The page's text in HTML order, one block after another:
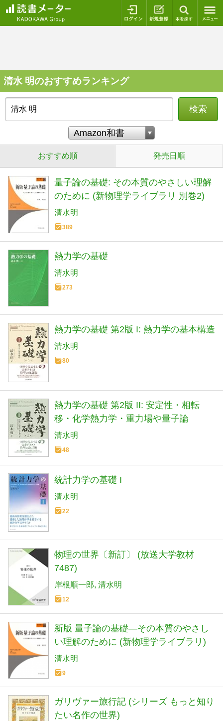
ログイン 新規登録
清水 明のおすすめランキング
検索
おすすめ順 発売日順
量子論の基礎: その本質のやさしい理解
のために (新物理学ライブラリ 別巻2)
清水明
389
熱力学の基礎
清水明
273
熱力学の基礎 第2版 I: 熱力学の基本構造
清水明
80
熱力学の基礎 第2版 II: 安定性・相転
移・化学熱力学・重力場や量子論
清水明
48
統計力学の基礎 I
清水明
22
物理の世界〔新訂〕 (放送大学教材
7487)
岸根順一郎 清水明
12
新版 量子論の基礎―その本質のやさし
い理解のために (新物理学ライブラリ)
清水明
9
ガリヴァー旅行記 (シリーズ もっと知り
たい名作の世界)